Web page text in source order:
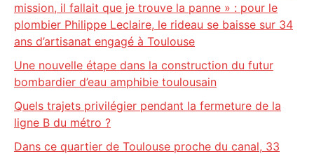
mission, il fallait que je trouve la panne » : pour le
plombier Philippe Leclaire, le rideau se baisse sur 34
ans d’artisanat engagé à Toulouse
Une nouvelle étape dans la construction du futur
bombardier d’eau amphibie toulousain
Quels trajets privilégier pendant la fermeture de la
ligne B du métro ?
Dans ce quartier de Toulouse proche du canal, 33